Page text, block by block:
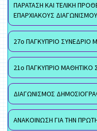
ΠΑΡΑΤΑΣΗ ΚΑΙ ΤΕΛΙΚΗ
ΕΠΑΡΧΙΑΚΟΥΣ
27ο ΠΑΓΚΥΠΡΙΟ ΣΥΝΕΔΡΙΟ
21ο ΠΑΓΚΥΠΡΙΟ ΜΑΘΗΤΙΚΟ
ΔΙΑΓΩΝΙΣΜΟΣ
ΑΝΑΚΟΙΝΩΣΗ ΓΙΑ ΤΗΝ